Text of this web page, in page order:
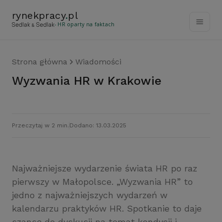
rynekpracy.pl
- HR oparty na faktach
Strona główna Wiadomości
Wyzwania HR w Krakowie
Przeczytaj w 2 min. Dodano: 13.03.2025
Najważniejsze wydarzenie świata HR po raz
pierwszy w Małopolsce. „Wyzwania HR” to
jedno z najważniejszych wydarzeń w
kalendarzu praktyków HR. Spotkanie to daje